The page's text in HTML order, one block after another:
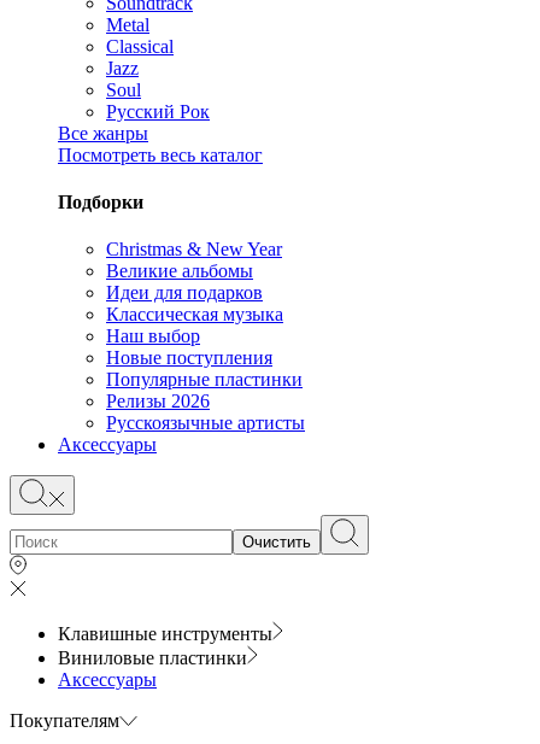
Metal
Classical
Jazz
Soul
Русский Рок
Все жанры
Посмотреть весь каталог
Подборки
Christmas & New Year
Великие альбомы
Идеи для подарков
Классическая музыка
Наш выбор
Новые поступления
Популярные пластинки
Релизы 2026
Русскоязычные артисты
Аксессуары
Очистить
Клавишные инструменты
Виниловые пластинки
Аксессуары
Покупателям